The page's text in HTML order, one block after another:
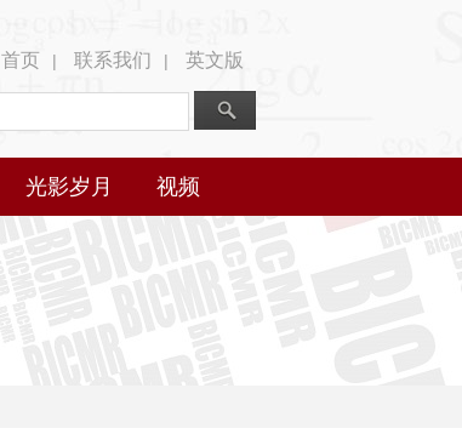
首页 | 联系我们 | 英文版
光影岁月 视频